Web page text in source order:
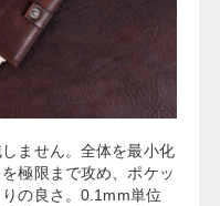
ません。全体を最小化
極限まで攻め、ポケッ
の良さ。 0. 1mm単位